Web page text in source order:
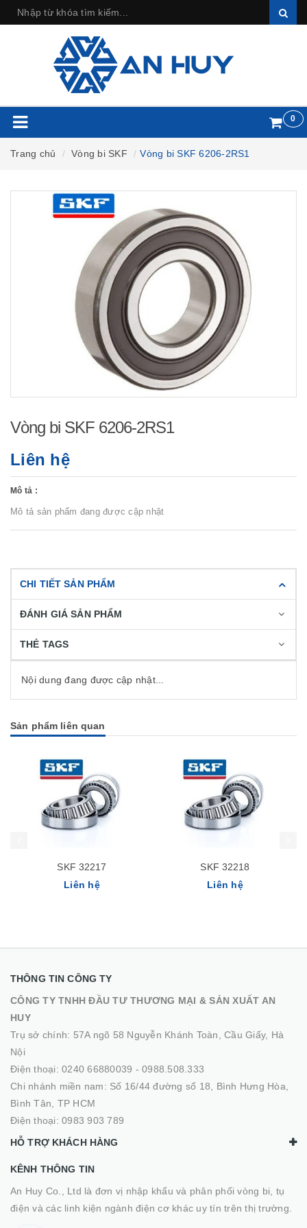
0
Trang chủ Vòng bi SKF Vòng bi SKF 6206-2RS1
Vòng bi SKF 6206-2RS1
Liên hệ
Mô tả :
Mô tả sản phẩm đang được cập nhật
CHI TIẾT SẢN PHẨM
ĐÁNH GIÁ SẢN PHẨM
THẺ TAGS
Nội dung đang được cập nhật...
Sản phẩm liên quan
SKF 32217
Liên hệ
SKF 32218
Liên hệ
THÔNG TIN CÔNG TY
CÔNG TY TNHH ĐẦU TƯ THƯƠNG MẠI & SẢN XUẤT AN
HUY
Trụ sở chính: 57A ngõ 58 Nguyễn Khánh Toàn, Cầu Giấy, Hà
Nội
Điện thoại: 0240 66880039 - 0988.508.333
Chi nhánh miền nam: Số 16/44 đường số 18, Bình Hưng Hòa,
Bình Tân, TP HCM
Điện thoại: 0983 903 789
HỖ TRỢ KHÁCH HÀNG
KÊNH THÔNG TIN
An Huy Co., Ltd là đơn vị nhập khẩu và phân phối vòng bi, tụ
điện và các linh kiện ngành điện cơ khác uy tín trên thị trường.